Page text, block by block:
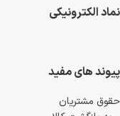
نماد الکترونیکی
پیوند های مفید
حقوق مشتریان